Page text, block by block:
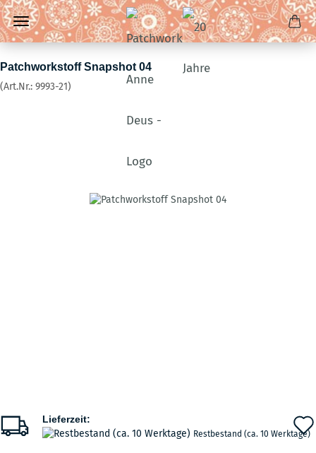
Patchworkstoff Snapshot 04
(Art.Nr.: 9993-21)
Lieferzeit:
Restbestand (ca. 10 Werktage)